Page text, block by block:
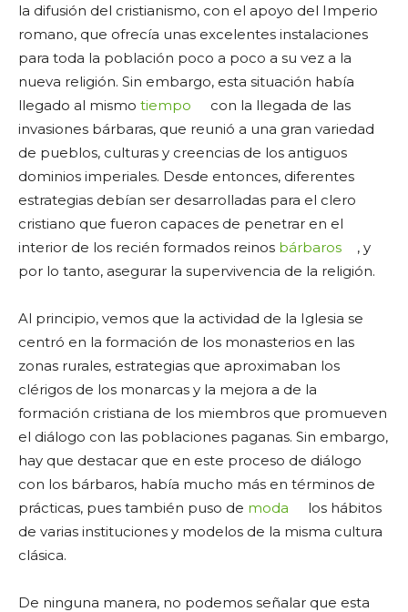
la difusión del cristianismo, con el apoyo del Imperio
romano, que ofrecía unas excelentes instalaciones
para toda la población poco a poco a su vez a la
nueva religión. Sin embargo, esta situación había
llegado al mismo tiempo
con la llegada de las
invasiones bárbaras, que reunió a una gran variedad
de pueblos, culturas y creencias de los antiguos
dominios imperiales. Desde entonces, diferentes
estrategias debían ser desarrolladas para el clero
cristiano que fueron capaces de penetrar en el
interior de los recién formados reinos bárbaros
, y
por lo tanto, asegurar la supervivencia de la religión.
Al principio, vemos que la actividad de la Iglesia se
centró en la formación de los monasterios en las
zonas rurales, estrategias que aproximaban los
clérigos de los monarcas y la mejora a de la
formación cristiana de los miembros que promueven
el diálogo con las poblaciones paganas. Sin embargo,
hay que destacar que en este proceso de diálogo
con los bárbaros, había mucho más en términos de
prácticas, pues también puso de moda
los hábitos
de varias instituciones y modelos de la misma cultura
clásica.
De ninguna manera, no podemos señalar que esta